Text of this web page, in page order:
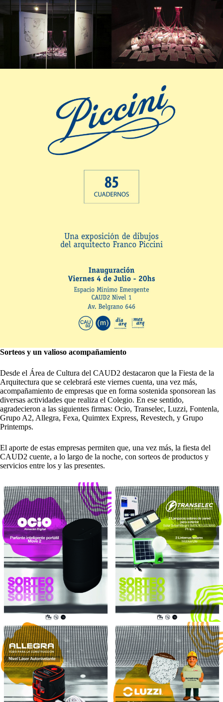
Sorteos y un valioso acompañamiento
Desde el Área de Cultura del CAUD2 destacaron que la Fiesta de la
Arquitectura que se celebrará este viernes cuenta, una vez más,
acompañamiento de empresas que en forma sostenida sponsorean las
diversas actividades que realiza el Colegio. En ese sentido,
agradecieron a las siguientes firmas: Ocio, Transelec, Luzzi, Fontenla,
Grupo A2, Allegra, Fexa, Quimtex Express, Revestech, y Grupo
Printemps.
El aporte de estas empresas permiten que, una vez más, la fiesta del
CAUD2 cuente, a lo largo de la noche, con sorteos de productos y
servicios entre los y las presentes.